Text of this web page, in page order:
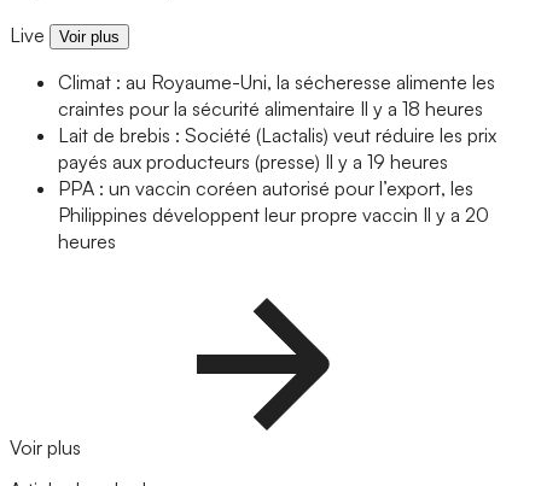
Live Voir plus
Climat : au Royaume-Uni, la sécheresse alimente les
craintes pour la sécurité alimentaire Il y a 18 heures
Lait de brebis : Société (Lactalis) veut réduire les prix
payés aux producteurs (presse) Il y a 19 heures
PPA : un vaccin coréen autorisé pour l’export, les
Philippines développent leur propre vaccin Il y a 20
heures
Voir plus